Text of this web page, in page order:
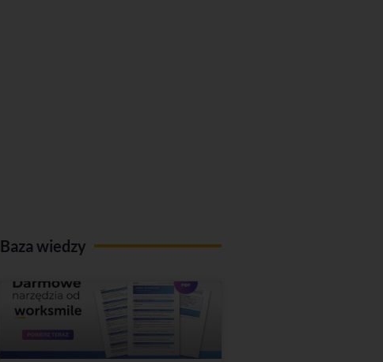
Baza wiedzy